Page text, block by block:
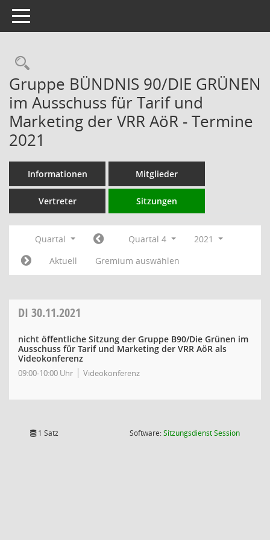
Toggle navigation
Rechercheauswahl
Gruppe BÜNDNIS 90/DIE GRÜNEN
im Ausschuss für Tarif und
Marketing der VRR AöR - Termine
2021
Informationen Mitglieder
Vertreter Sitzungen
Quartal Quartal 4
2021
Aktuell
Gremium auswählen
DI 30.11.2021
nicht öffentliche Sitzung der Gruppe B90/Die Grünen im
Ausschuss für Tarif und Marketing der VRR AöR als
Videokonferenz
09:00-10:00 Uhr Videokonferenz
1 Satz Software:SitzungsdienstSession(Wird in